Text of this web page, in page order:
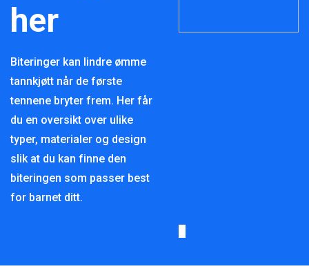
her
Biteringer kan lindre ømme
tannkjøtt når de første
tennene bryter frem. Her får
du en oversikt over ulike
typer, materialer og design
slik at du kan finne den
biteringen som passer best
for barnet ditt.